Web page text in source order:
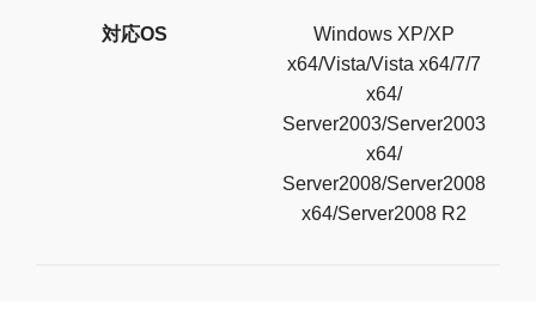
対応OS
Windows XP/XP
x64/Vista/Vista x64/7/7
x64/
Server2003/Server2003
x64/
Server2008/Server2008
x64/Server2008 R2